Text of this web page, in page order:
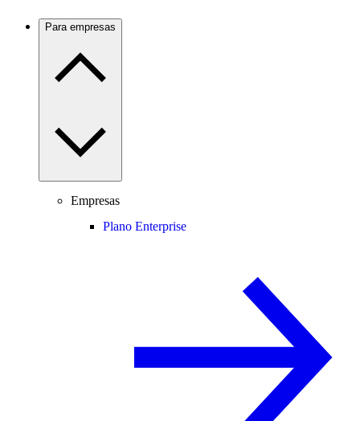
Para empresas
Empresas
Plano Enterprise